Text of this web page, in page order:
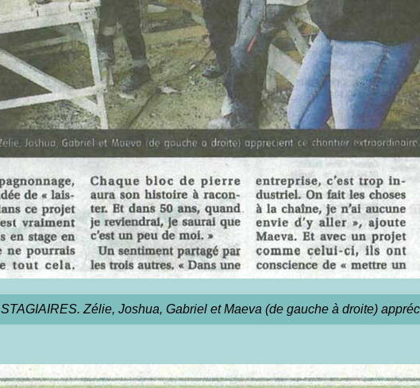
STAGIAIRES. Zélie, Joshua, Gabriel et Maeva (de gauche à droite)